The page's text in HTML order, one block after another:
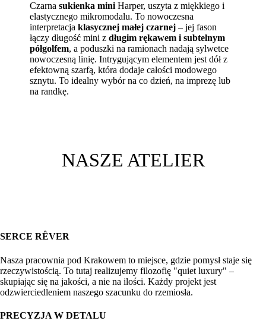
Czarna sukienka mini Harper, uszyta z miękkiego i
elastycznego mikromodalu. To nowoczesna
interpretacja klasycznej małej czarnej – jej fason
łączy długość mini z długim rękawem i subtelnym
półgolfem, a poduszki na ramionach nadają sylwetce
nowoczesną linię. Intrygującym elementem jest dół z
efektowną szarfą, która dodaje całości modowego
sznytu. To idealny wybór na co dzień, na imprezę lub
na randkę.
NASZE ATELIER
SERCE RÊVER
Nasza pracownia pod Krakowem to miejsce, gdzie pomysł staje się
rzeczywistością. To tutaj realizujemy filozofię "quiet luxury" –
skupiając się na jakości, a nie na ilości. Każdy projekt jest
odzwierciedleniem naszego szacunku do rzemiosła.
PRECYZJA W DETALU